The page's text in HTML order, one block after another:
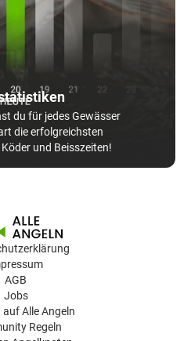
du für jedes Gewässer
die erfolgreichsten
und Beisszeiten!
AGB
Jobs
auf Alle Angeln
Regeln